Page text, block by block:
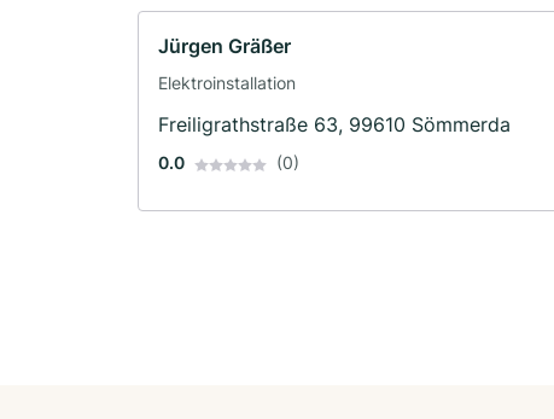
Jürgen Gräßer
Elektroinstallation
Freiligrathstraße 63, 99610 Sömmerda
0.0 (0)